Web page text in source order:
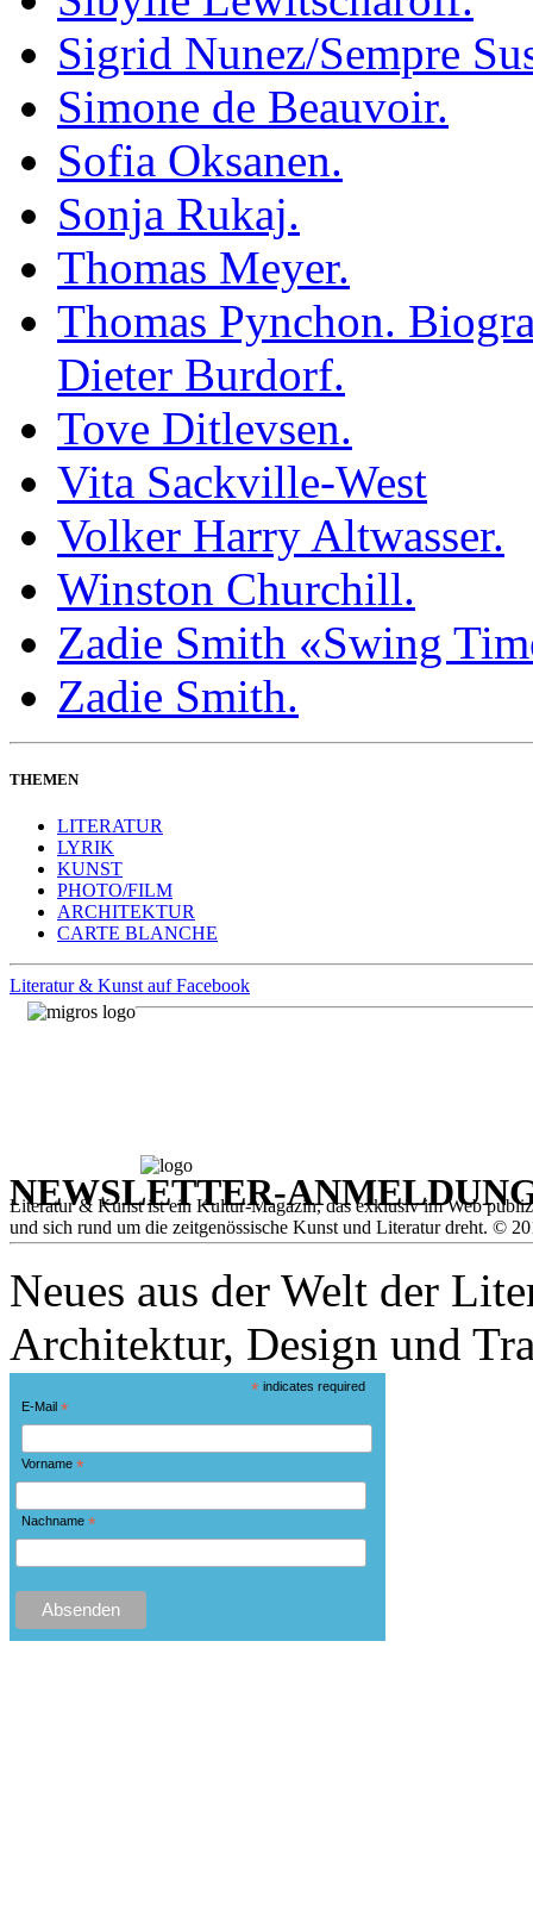
Sigrid Nunez/Sempre
Simone de Beauvoir.
Sofia Oksanen.
Sonja Rukaj.
Thomas Meyer.
Thomas Pynchon.
Dieter Burdorf.
Tove Ditlevsen.
Vita Sackville-West
Volker Harry Altwasser.
Winston Churchill.
Zadie Smith «Swing
Zadie Smith.
THEMEN
LITERATUR
LYRIK
KUNST
PHOTO/FILM
ARCHITEKTUR
CARTE BLANCHE
Literatur & Kunst auf Facebook
Literatur & Kunst ist ein Kultur-Magazin, das exklusiv im Web
und sich rund um die zeitgenössische Kunst und Literatur dreht. ©
NEWSLETTER-
Neues aus der Welt der
Architektur, Design und
*indicates required
E-Mail *
Vorname *
Nachname *